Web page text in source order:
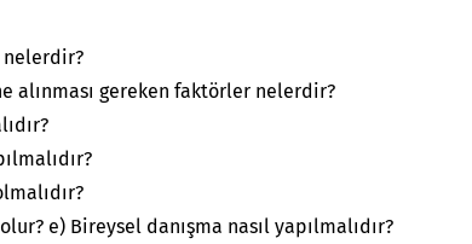
nelerdir?
alınması gereken faktörler nelerdir?
e) Bireysel danışma nasıl yapılmalıdır?